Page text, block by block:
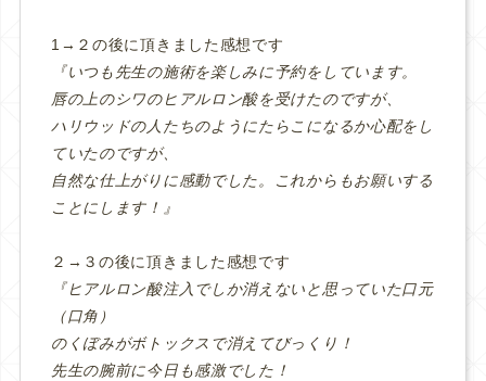
1→２の後に頂きました感想です
『いつも先生の施術を楽しみに予約をしています。
唇の上のシワのヒアルロン酸を受けたのですが、
ハリウッドの人たちのようにたらこになるか心配をし
ていたのですが、
自然な仕上がりに感動でした。これからもお願いする
ことにします！』
２→３の後に頂きました感想です
『ヒアルロン酸注入でしか消えないと思っていた口元
（口角）
のくぼみがボトックスで消えてびっくり！
先生の腕前に今日も感激でした！